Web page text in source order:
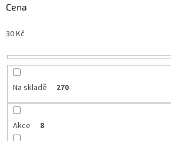
Cena
30Kč
Na skladě 270
Akce 8